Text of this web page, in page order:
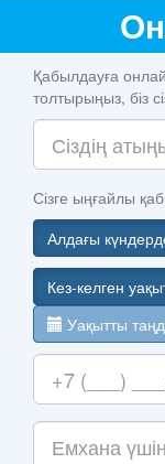
Қабылдауға
толтырыңыз, біз
Сізге ыңғайлы
Алдағы
Кез-келген
Уақытты